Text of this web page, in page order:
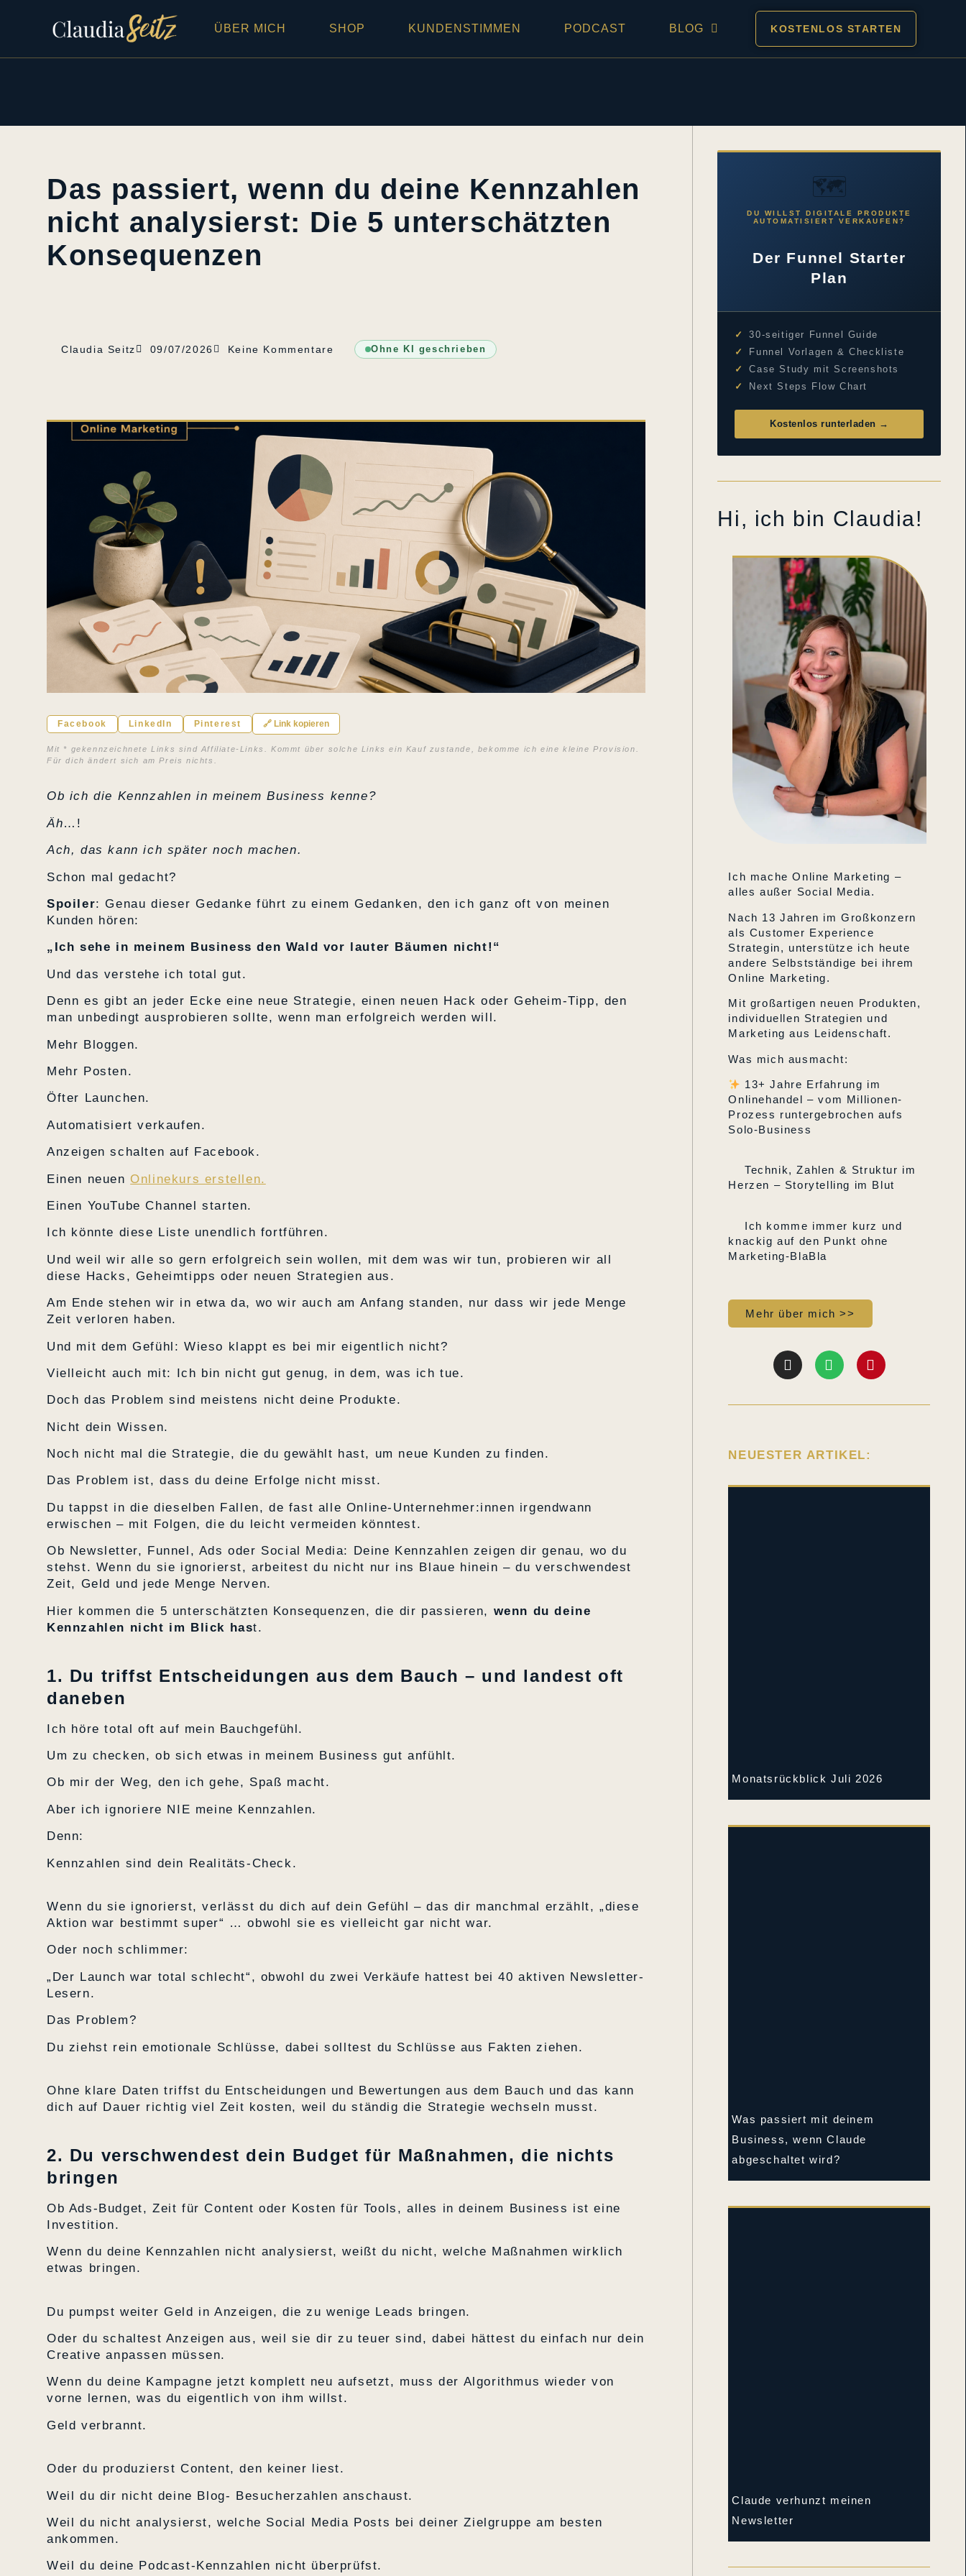
ÜBER MICH SHOP KUNDENSTIMMEN PODCAST BLOG KOSTENLOS STARTEN
Das passiert, wenn du deine Kennzahlen
nicht analysierst: Die 5 unterschätzten
Konsequenzen
Claudia Seitz 09/07/2026 Keine Kommentare Ohne KI geschrieben
Facebook LinkedIn Pinterest 🔗 Link kopieren
Mit * gekennzeichnete Links sind Affiliate-Links. Kommt über solche Links ein Kauf zustande, bekomme ich eine kleine Provision.
Für dich ändert sich am Preis nichts.
Ob ich die Kennzahlen in meinem Business kenne?
Äh…!
Ach, das kann ich später noch machen.
Schon mal gedacht?
Spoiler: Genau dieser Gedanke führt zu einem Gedanken, den ich ganz oft von meinen
Kunden hören:
„Ich sehe in meinem Business den Wald vor lauter Bäumen nicht!“
Und das verstehe ich total gut.
Denn es gibt an jeder Ecke eine neue Strategie, einen neuen Hack oder Geheim-Tipp, den
man unbedingt ausprobieren sollte, wenn man erfolgreich werden will.
Mehr Bloggen.
Mehr Posten.
Öfter Launchen.
Automatisiert verkaufen.
Anzeigen schalten auf Facebook.
Einen neuenOnlinekurs erstellen.
Einen YouTube Channel starten.
Ich könnte diese Liste unendlich fortführen.
Und weil wir alle so gern erfolgreich sein wollen, mit dem was wir tun, probieren wir all
diese Hacks, Geheimtipps oder neuen Strategien aus.
Am Ende stehen wir in etwa da, wo wir auch am Anfang standen, nur dass wir jede Menge
Zeit verloren haben.
Und mit dem Gefühl: Wieso klappt es bei mir eigentlich nicht?
Vielleicht auch mit: Ich bin nicht gut genug, in dem, was ich tue.
Doch das Problem sind meistens nicht deine Produkte.
Nicht dein Wissen.
Noch nicht mal die Strategie, die du gewählt hast, um neue Kunden zu finden.
Das Problem ist, dass du deine Erfolge nicht misst.
Du tappst in die dieselben Fallen, de fast alle Online-Unternehmer:innen irgendwann
erwischen – mit Folgen, die du leicht vermeiden könntest.
Ob Newsletter, Funnel, Ads oder Social Media: Deine Kennzahlen zeigen dir genau, wo du
stehst. Wenn du sie ignorierst, arbeitest du nicht nur ins Blaue hinein – du verschwendest
Zeit, Geld und jede Menge Nerven.
Hier kommen die 5 unterschätzten Konsequenzen, die dir passieren, wenn du deine
Kennzahlen nicht im Blick hast.
1. Du triffst Entscheidungen aus dem Bauch – und landest oft
daneben
Ich höre total oft auf mein Bauchgefühl.
Um zu checken, ob sich etwas in meinem Business gut anfühlt.
Ob mir der Weg, den ich gehe, Spaß macht.
Aber ich ignoriere NIE meine Kennzahlen.
Denn:
Kennzahlen sind dein Realitäts-Check.
Wenn du sie ignorierst, verlässt du dich auf dein Gefühl – das dir manchmal erzählt, „diese
Aktion war bestimmt super“ … obwohl sie es vielleicht gar nicht war.
Oder noch schlimmer:
„Der Launch war total schlecht“, obwohl du zwei Verkäufe hattest bei 40 aktiven Newsletter-
Lesern.
Das Problem?
Du ziehst rein emotionale Schlüsse, dabei solltest du Schlüsse aus Fakten ziehen.
Ohne klare Daten triffst du Entscheidungen und Bewertungen aus dem Bauch und das kann
dich auf Dauer richtig viel Zeit kosten, weil du ständig die Strategie wechseln musst.
2. Du verschwendest dein Budget für Maßnahmen, die nichts
bringen
Ob Ads-Budget, Zeit für Content oder Kosten für Tools, alles in deinem Business ist eine
Investition.
Wenn du deine Kennzahlen nicht analysierst, weißt du nicht, welche Maßnahmen wirklich
etwas bringen.
Du pumpst weiter Geld in Anzeigen, die zu wenige Leads bringen.
Oder du schaltest Anzeigen aus, weil sie dir zu teuer sind, dabei hättest du einfach nur dein
Creative anpassen müssen.
Wenn du deine Kampagne jetzt komplett neu aufsetzt, muss der Algorithmus wieder von
vorne lernen, was du eigentlich von ihm willst.
Geld verbrannt.
Oder du produzierst Content, den keiner liest.
Weil du dir nicht deine Blog- Besucherzahlen anschaust.
Weil du nicht analysierst, welche Social Media Posts bei deiner Zielgruppe am besten
ankommen.
Weil du deine Podcast-Kennzahlen nicht überprüfst.
🗺️
DU WILLST DIGITALE PRODUKTE
AUTOMATISIERT VERKAUFEN?
Der Funnel Starter
Plan
✓
30-seitiger Funnel Guide
✓
Funnel Vorlagen & Checkliste
✓
Case Study mit Screenshots
✓
Next Steps Flow Chart
Kostenlos runterladen →
Hi, ich bin Claudia!
Ich mache Online Marketing –
alles außer Social Media.
Nach 13 Jahren im Großkonzern
als Customer Experience
Strategin, unterstütze ich heute
andere Selbstständige bei ihrem
Online Marketing.
Mit großartigen neuen Produkten,
individuellen Strategien und
Marketing aus Leidenschaft.
Was mich ausmacht:
13+ Jahre Erfahrung im
Onlinehandel – vom Millionen-
Prozess runtergebrochen aufs
Solo-Business
Technik, Zahlen & Struktur im
Herzen – Storytelling im Blut
Ich komme immer kurz und
knackig auf den Punkt ohne
Marketing-BlaBla
Mehr über mich >>
NEUESTER ARTIKEL:
Monatsrückblick Juli 2026
Was passiert mit deinem
Business, wenn Claude
abgeschaltet wird?
Claude verhunzt meinen
Newsletter